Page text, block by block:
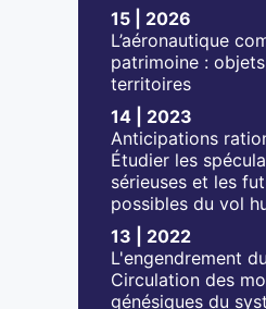
15 | 2026
L’aéronautique
patrimoine :
territoires
14 | 2023
Anticipations
Étudier les
sérieuses et les
possibles du vol
13 | 2022
L'engendrement
Circulation des
génésiques du